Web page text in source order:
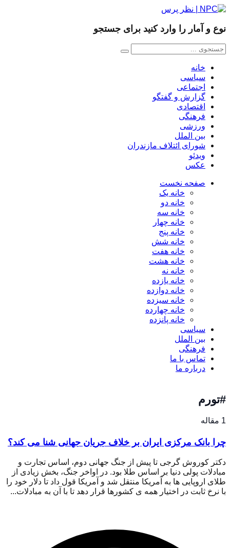
نوع و آمار را وارد کنید برای جستجو
خانه
سیاسی
اجتماعی
گزارش و گفتگو
اقتصادی
فرهنگی
ورزشی
بین الملل
شورای ائتلاف مازندران
ویدئو
عکس
صفحه نخست
خانه یک
خانه دو
خانه سه
خانه چهار
خانه پنج
خانه شش
خانه هفت
خانه هشت
خانه نه
خانه یازده
خانه دوازده
خانه سیزده
خانه چهارده
خانه پانزده
سیاسی
بین الملل
فرهنگی
تماس با ما
درباره ما
#تورم
1 مقاله
چرا بانک مرکزی ایران بر خلاف جریان جهانی شنا می کند؟
دکتر کوروش گرجی تا پیش از جنگ جهانی دوم، اساس تجارت و
مبادلات پولی دنیا بر اساس طلا بود. در اواخر جنگ، بخش زیادی از
طلای اروپایی ها به آمریکا منتقل شد و آمریکا قول داد تا دلار خود را
با نرخ ثابت در اختیار همه ی کشورها قرار دهد تا با آن به مبادلات...